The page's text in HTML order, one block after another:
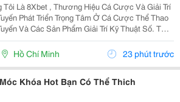
Tôi Là 8Xbet , Thương Hiệu Cá Cược Và Giải Trí
Phát Triển Trọng Tâm Ở Cá Cược Thể Thao
Và Các Sản Phẩm Giải Trí Kỹ Thuật Số. Từ
8Xbet Trở Thành Đối Tác Cá Cược Chính
Tại Khu Vực Châu Á &Ndash; Thái Bình...
Hồ Chí Minh 23 phút trước
Khóa Hot Bạn Có Thể Thich